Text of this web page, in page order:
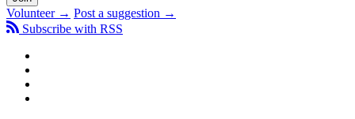
Volunteer → Post a suggestion →
Subscribe with RSS